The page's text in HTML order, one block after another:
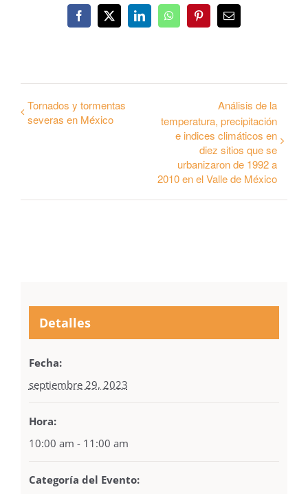
FacebookTwitterLinkedInWhatsAppPinterestCorreo
Tornados y tormentas
severas en México
Análisis de la
temperatura, precipitación
e indices climáticos en
diez sitios que se
urbanizaron de 1992 a
2010 en el Valle de México
Detalles
Fecha:
septiembre 29, 2023
Hora:
10:00 am - 11:00 am
Categoría del Evento: